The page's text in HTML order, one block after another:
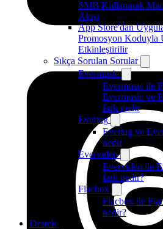
SMB Kullanarak
Akışı
App Store'dan
Promosyon Koduyla
Etkinleştirilir
Sıkça Sorulan Sorular
Evermusic
Evermusic ile
Evermusic ve
fark nedir
Evertag
Evertag ve
nedir
Evervideo
Evervideo ile
fark nedir?
Flacbox
Flacbox ile
nedir?
Destek